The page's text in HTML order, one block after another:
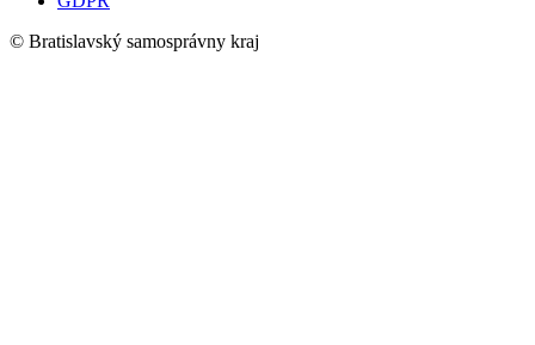
© Bratislavský samosprávny kraj